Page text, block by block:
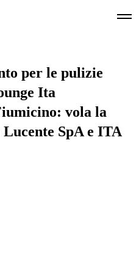
O
per le pulizie
Ita
vola la
SpA e ITA